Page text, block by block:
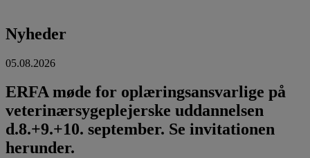
Nyheder
05.08.2026
ERFA møde for oplæringsansvarlige på
veterinærsygeplejerske uddannelsen
d.8.+9.+10. september. Se invitationen
herunder.